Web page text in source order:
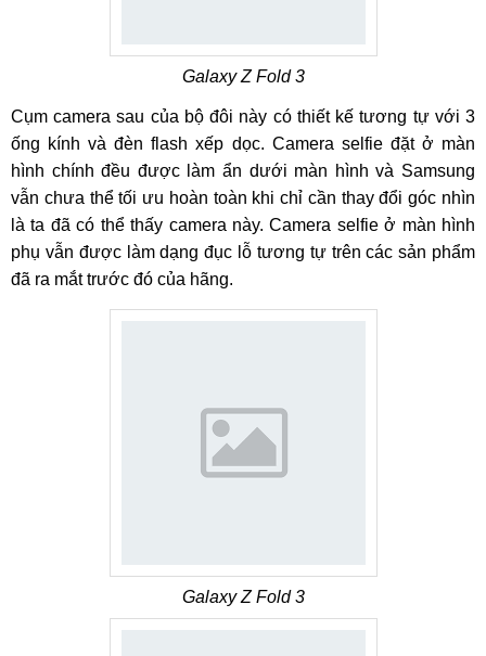
Galaxy Z Fold 3
Cụm camera sau của bộ đôi này có thiết kế tương tự với 3
ống kính và đèn flash xếp dọc. Camera selfie đặt ở màn
hình chính đều được làm ẩn dưới màn hình và Samsung
vẫn chưa thể tối ưu hoàn toàn khi chỉ cần thay đổi góc nhìn
là ta đã có thể thấy camera này. Camera selfie ở màn hình
phụ vẫn được làm dạng đục lỗ tương tự trên các sản phẩm
đã ra mắt trước đó của hãng.
Galaxy Z Fold 3